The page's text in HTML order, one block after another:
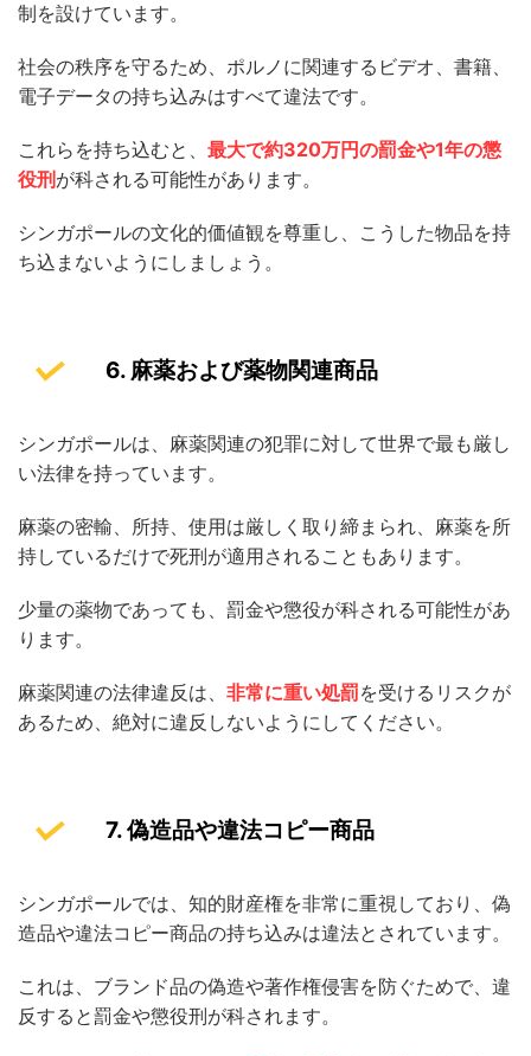
制を設けています。
社会の秩序を守るため、ポルノに関連するビデオ、書籍、
電子データの持ち込みはすべて違法です。
これらを持ち込むと、 最大で約320万円の罰金や1年の懲
役刑 が科される可能性があります。
シンガポールの文化的価値観を尊重し、こうした物品を持
ち込まないようにしましょう。
6. 麻薬および薬物関連商品
シンガポールは、麻薬関連の犯罪に対して世界で最も厳し
い法律を持っています。
麻薬の密輸、所持、使用は厳しく取り締まられ、麻薬を所
持しているだけで死刑が適用されることもあります。
少量の薬物であっても、罰金や懲役が科される可能性があ
ります。
麻薬関連の法律違反は、 非常に重い処罰を受けるリスクが
あるため、絶対に違反しないようにしてください。
7. 偽造品や違法コピー商品
シンガポールでは、知的財産権を非常に重視しており、偽
造品や違法コピー商品の持ち込みは違法とされています。
これは、ブランド品の偽造や著作権侵害を防ぐためで、違
反すると罰金や懲役刑が科されます。